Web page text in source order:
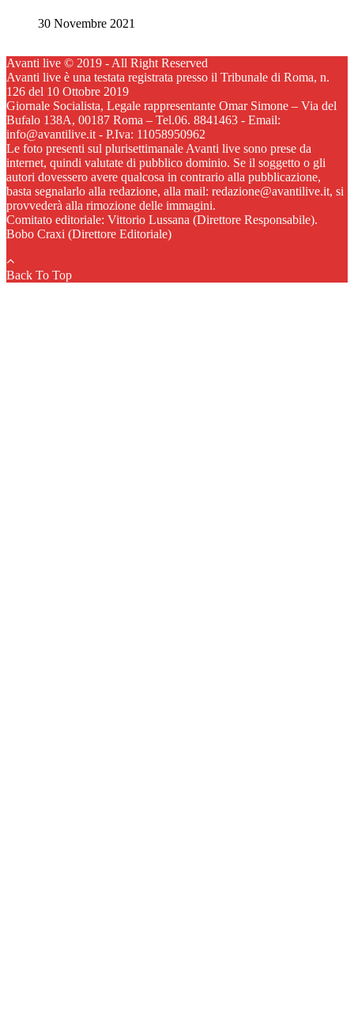
30 Novembre 2021
Avanti live © 2019 - All Right Reserved
Avanti live è una testata registrata presso il Tribunale di Roma, n.
126 del 10 Ottobre 2019
Giornale Socialista, Legale rappresentante Omar Simone – Via del
Bufalo 138A, 00187 Roma – Tel.06. 8841463 - Email:
info@avantilive.it - P.Iva: 11058950962
Le foto presenti sul plurisettimanale Avanti live sono prese da
internet, quindi valutate di pubblico dominio. Se il soggetto o gli
autori dovessero avere qualcosa in contrario alla pubblicazione,
basta segnalarlo alla redazione, alla mail: redazione@avantilive.it, si
provvederà alla rimozione delle immagini.
Comitato editoriale: Vittorio Lussana (Direttore Responsabile).
Bobo Craxi (Direttore Editoriale)
Back To Top